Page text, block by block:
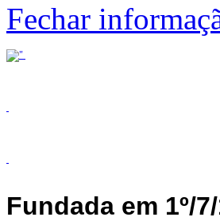
Fechar
Fundada em 1º/